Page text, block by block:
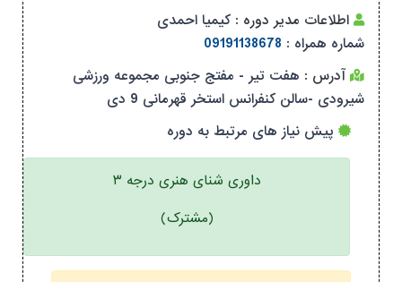
اطلاعات مدیر دوره : کیمیا احمدی
شماره همراه : 09191138678
آدرس : هفت تیر - مفتج جنوبی مجموعه ورزشی
شیرودی -سالن کنفرانس استخر قهرمانی 9 دی
پیش نیاز های مرتبط به دوره
داوری شنای هنری درجه ۳
(مشترک)